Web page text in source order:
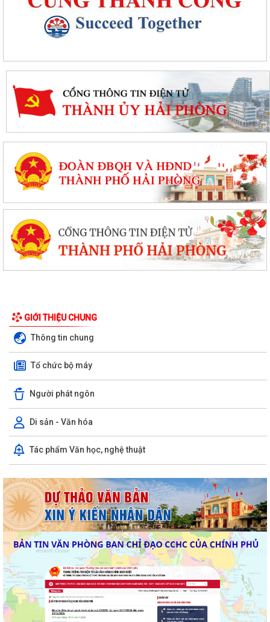
GIỚI THIỆU CHUNG
Thông tin chung
Tổ chức bộ máy
Người phát ngôn
Di sản - Văn hóa
Tác phẩm Văn học, nghệ thuật